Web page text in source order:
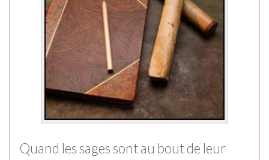
Quand les sages sont au bout de leur